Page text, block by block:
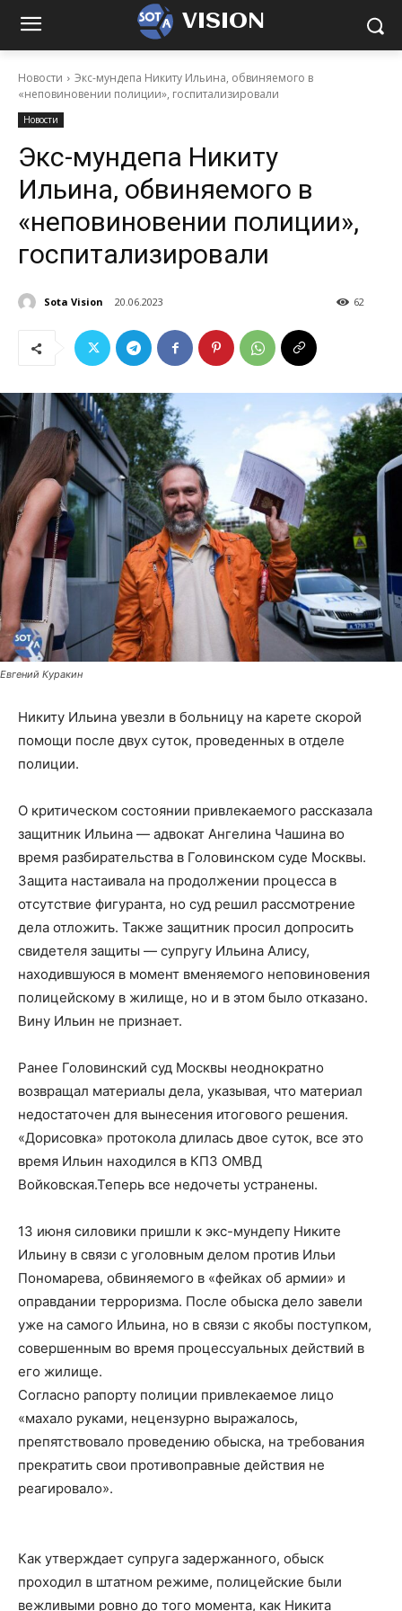
VISION
Новости
Экс-мундепа Никиту Ильина, обвиняемого в
«неповиновении полиции», госпитализировали
Новости
Экс-мундепа Никиту
Ильина, обвиняемого в
«неповиновении полиции»,
госпитализировали
Sota Vision 20.06.2023 62
Евгений Куракин
Никиту Ильина увезли в больницу на карете скорой
помощи после двух суток, проведенных в отделе
полиции.
О критическом состоянии привлекаемого рассказала
защитник Ильина — адвокат Ангелина Чашина во
время разбирательства в Головинском суде Москвы.
Защита настаивала на продолжении процесса в
отсутствие фигуранта, но суд решил рассмотрение
дела отложить. Также защитник просил допросить
свидетеля защиты — супругу Ильина Алису,
находившуюся в момент вменяемого неповиновения
полицейскому в жилище, но и в этом было отказано.
Вину Ильин не признает.
Ранее Головинский суд Москвы неоднократно
возвращал материалы дела, указывая, что материал
недостаточен для вынесения итогового решения.
«Дорисовка» протокола длилась двое суток, все это
время Ильин находился в КПЗ ОМВД
Войковская.Теперь все недочеты устранены.
13 июня силовики пришли к экс-мундепу Никите
Ильину в связи с уголовным делом против Ильи
Пономарева, обвиняемого в «фейках об армии» и
оправдании терроризма. После обыска дело завели
уже на самого Ильина, но в связи с якобы поступком,
совершенным во время процессуальных действий в
его жилище.
Согласно рапорту полиции привлекаемое лицо
«махало руками, нецензурно выражалось,
препятствовало проведению обыска, на требования
прекратить свои противоправные действия не
реагировало».
Как утверждает супруга задержанного, обыск
проходил в штатном режиме, полицейские были
вежливыми ровно до того момента, как Никита